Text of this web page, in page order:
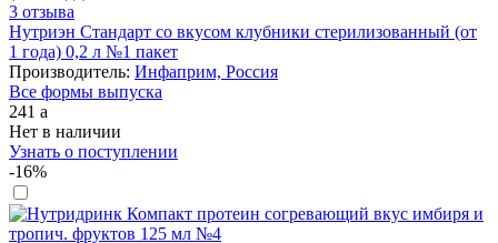
3 отзыва
Нутриэн Стандарт со вкусом клубники стерилизованный (от
1 года) 0,2 л №1 пакет
Производитель: Инфаприм, Россия
Все формы выпуска
241 a
Нет в наличии
Узнать о поступлении
-16%